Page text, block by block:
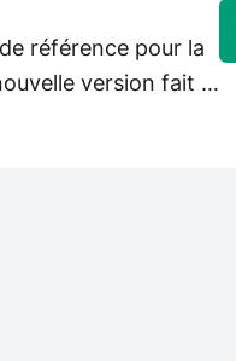
référence pour la
version fait la